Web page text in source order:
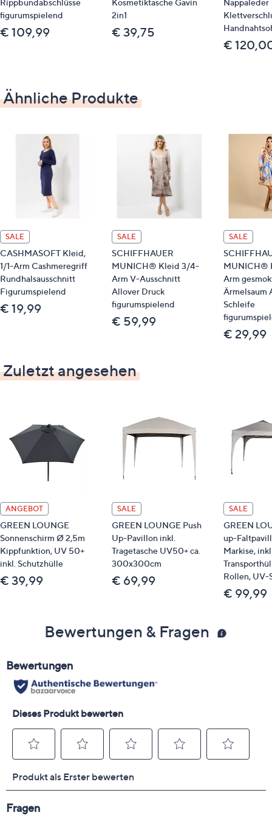
GTIN: 4055938018524
figurumspielend
€ 109,99
2in1
€ 39,75
€
Ähnliche Produkte
SALE
CASHMASOFT Kleid,
1/1-Arm Cashmeregriff
Rundhalsausschnitt
Figurumspielend
€ 19,99
SALE
SCHIFFHAUER
MUNICH® Kleid 3/4-
Arm V-Ausschnitt
Allover Druck
figurumspielend
€ 59,99
SALE
MUNICH®
Arm
Ärmelsaum
Schleife
€ 29,99
Zuletzt angesehen
ANGEBOT
GREEN LOUNGE
Sonnenschirm Ø 2,5m
Kippfunktion, UV 50+
inkl. Schutzhülle
€ 39,99
SALE
GREEN LOUNGE Push
Up-Pavillon inkl.
Tragetasche UV50+ ca.
300x300cm
€ 69,99
SALE
GREEN
up-
Markise,
Rollen, UV-
€ 99,99
Bewertungen & Fragen